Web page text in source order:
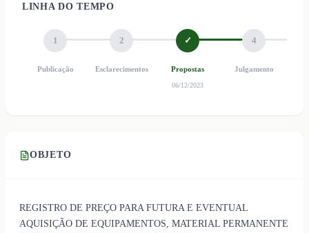
LINHA DO TEMPO
1
Publicação
2
Esclarecimentos
✓
Propostas
06/12/2023
4
Julgamento
OBJETO
REGISTRO DE PREÇO PARA FUTURA E EVENTUAL
AQUISIÇÃO DE EQUIPAMENTOS, MATERIAL PERMANENTE